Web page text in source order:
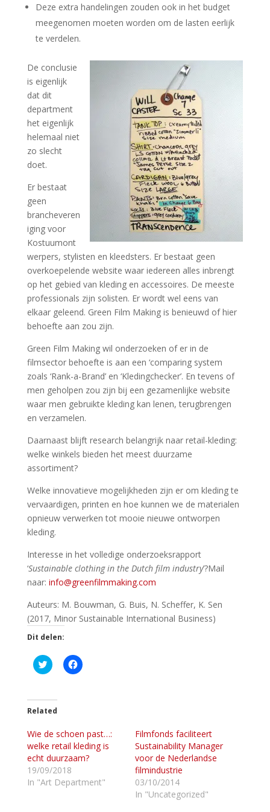
Deze extra handelingen zouden ook in het budget
meegenomen moeten worden om de lasten eerlijk
te verdelen.
De conclusie
is eigenlijk
dat dit
department
het eigenlijk
helemaal niet
zo slecht
doet.
Er bestaat
geen
brancheveren
iging voor
Kostuumont
werpers, stylisten en kleedsters. Er bestaat geen
overkoepelende website waar iedereen alles inbrengt
op het gebied van kleding en accessoires. De meeste
professionals zijn solisten. Er wordt wel eens van
elkaar geleend. Green Film Making is benieuwd of hier
behoefte aan zou zijn.
Green Film Making wil onderzoeken of er in de
filmsector behoefte is aan een ‘comparing system
zoals ‘Rank-a-Brand’ en ‘Kledingchecker’. En tevens of
men geholpen zou zijn bij een gezamenlijke website
waar men gebruikte kleding kan lenen, terugbrengen
en verzamelen.
Daarnaast blijft research belangrijk naar retail-kleding:
welke winkels bieden het meest duurzame
assortiment?
Welke innovatieve mogelijkheden zijn er om kleding te
vervaardigen, printen en hoe kunnen we de materialen
opnieuw verwerken tot mooie nieuwe ontworpen
kleding.
Interesse in het volledige onderzoeksrapport
‘Sustainable clothing in the Dutch film industry’?Mail
naar: info@greenfilmmaking.com
Auteurs: M. Bouwman, G. Buis, N. Scheffer, K. Sen
(2017, Minor Sustainable International Business)
Dit delen:
K
l
m
t
e
e
n
m
e
t
T
K
l
e
l
e
n
o
F
a
Related
Wie de schoen past…:
welke retail kleding is
echt duurzaam?
19/09/2018
In "Art Department"
Filmfonds faciliteert
Sustainability Manager
voor de Nederlandse
filmindustrie
03/10/2014
In "Uncategorized"